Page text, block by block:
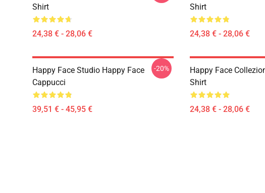
Shirt
24,38 € - 28,06 €
Shirt
24,38 € - 28,06 €
Happy Face Studio Happy Face
Cappucci
39,51 € - 45,95 €
-20%
Happy Face
Shirt
24,38 € - 28,06 €